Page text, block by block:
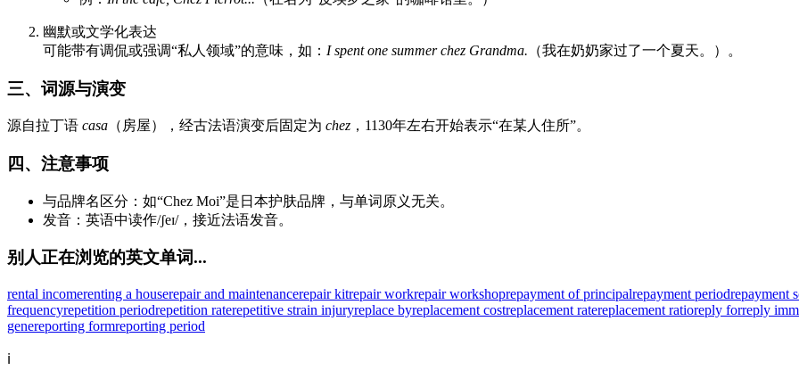
幽默或文学化表达
可能带有调侃或强调“私人领域”的意味，如： I spent one summer chez Grandma. （我在奶奶家过了一个夏天。）。
三、词源与演变
源自拉丁语 casa （房屋），经古法语演变后固定为 chez ，1130年左右开始表示“在某人住所”。
四、注意事项
与品牌名区分：如“Chez Moi”是日本护肤品牌，与单词原义无关。
发音：英语中读作/ʃeɪ/，接近法语发音。
别人正在浏览的英文单词...
rental incomerenting a houserepair and maintenancerepair kitrepair workrepair workshoprepayment of principalrepayment periodrepayment
frequencyrepetition periodrepetition raterepetitive strain injuryreplace byreplacement costreplacement ratereplacement ratioreply forreply
genereporting formreporting period
ℹ️